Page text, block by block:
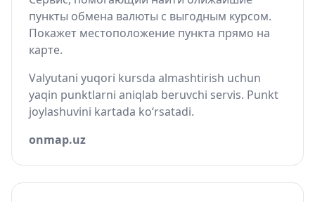
пункты обмена валюты с выгодным курсом.
Покажет местоположение пункта прямо на
карте.
Valyutani yuqori kursda almashtirish uchun
yaqin punktlarni aniqlab beruvchi servis. Punkt
joylashuvini kartada ko‘rsatadi.
onmap.uz